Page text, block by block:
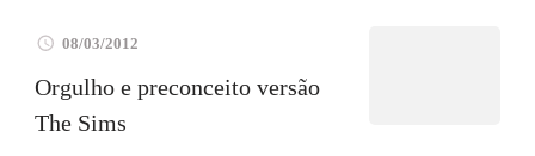
08/03/2012
Orgulho e preconceito versão
The Sims